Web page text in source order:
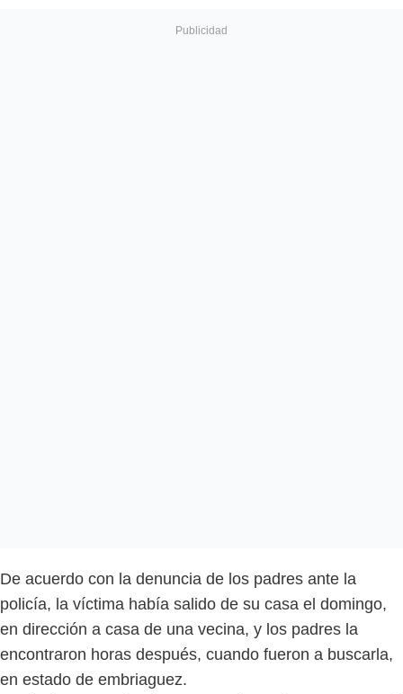
De acuerdo con la denuncia de los padres ante la
policía, la víctima había salido de su casa el domingo,
en dirección a casa de una vecina, y los padres la
encontraron horas después, cuando fueron a buscarla,
en estado de embriaguez.